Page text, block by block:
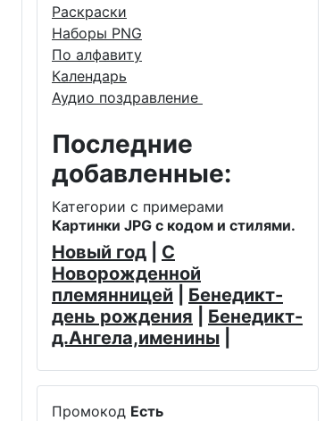
Раскраски
Наборы PNG
По алфавиту
Календарь
Аудио поздравление
Последние
добавленные:
Категории с примерами
Картинки JPG с кодом и стилями.
Новый год
С
Новорожденной
племянницей
Бенедикт-
день рождения
Бенедикт-
д.Ангела,именины
Промокод Есть